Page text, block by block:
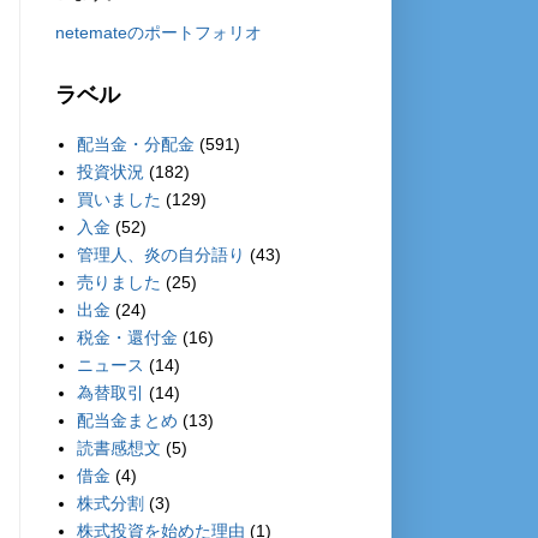
netemateのポートフォリオ
ラベル
配当金・分配金 (591)
投資状況 (182)
買いました (129)
入金 (52)
管理人、炎の自分語り (43)
売りました (25)
出金 (24)
税金・還付金 (16)
ニュース (14)
為替取引
(14)
配当金まとめ (13)
読書感想文 (5)
借金 (4)
株式分割 (3)
株式投資を始めた理由 (1)